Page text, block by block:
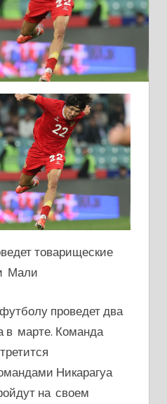
товарищеские
Мали
проведет два
в марте. Команда
Никарагуа
на своем